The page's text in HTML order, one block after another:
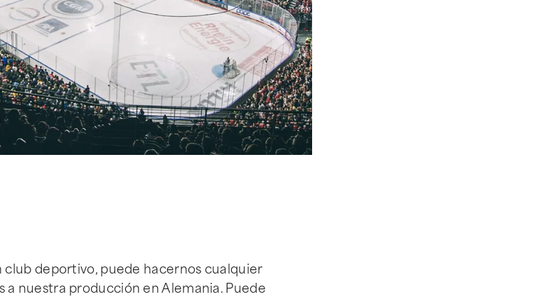
deportivo, puede hacernos cualquier
nuestra producción en Alemania. Puede